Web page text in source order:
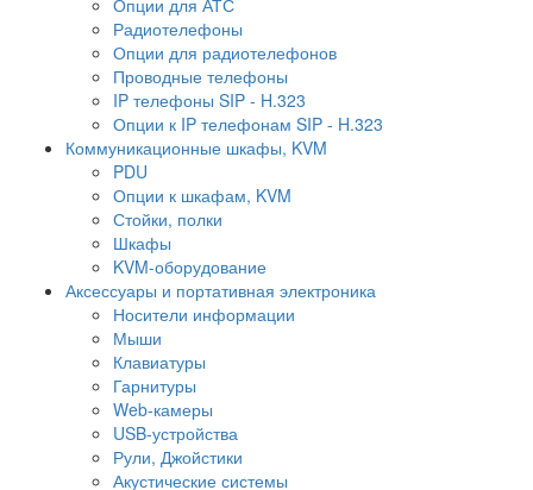
Радиотелефоны
Опции для радиотелефонов
Проводные телефоны
IP телефоны SIP - H.323
Опции к IP телефонам SIP - H.323
Коммуникационные шкафы, KVM
PDU
Опции к шкафам, KVM
Стойки, полки
Шкафы
KVM-оборудование
Аксессуары и портативная электроника
Носители информации
Мыши
Клавиатуры
Гарнитуры
Web-камеры
USB-устройства
Рули, Джойстики
Акустические системы